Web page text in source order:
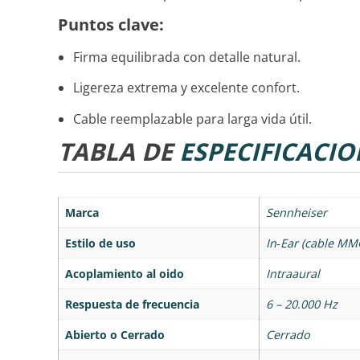
Puntos clave:
Firma equilibrada con detalle natural.
Ligereza extrema y excelente confort.
Cable reemplazable para larga vida útil.
TABLA DE
Marca
Sennheiser
Estilo de uso
In‑Ear (cable
Acoplamiento al oido
Intraaural
Respuesta de frecuencia
6 – 20.000 Hz
Abierto o Cerrado
Cerrado